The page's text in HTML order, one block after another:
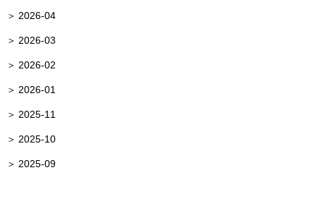
2026-04
2026-03
2026-02
2026-01
2025-11
2025-10
2025-09